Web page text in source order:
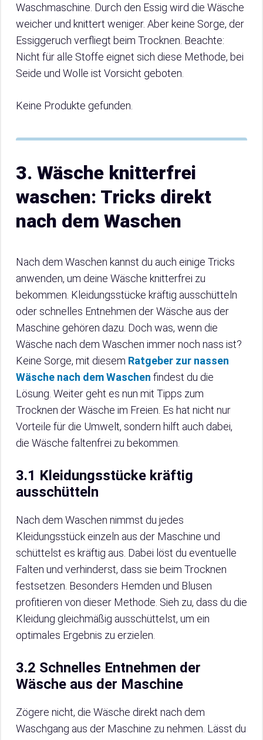
Waschmaschine. Durch den Essig wird die Wäsche
weicher und knittert weniger. Aber keine Sorge, der
Essiggeruch verfliegt beim Trocknen. Beachte:
Nicht für alle Stoffe eignet sich diese Methode, bei
Seide und Wolle ist Vorsicht geboten.
Keine Produkte gefunden.
3. Wäsche knitterfrei
waschen: Tricks direkt
nach dem Waschen
Nach dem Waschen kannst du auch einige Tricks
anwenden, um deine Wäsche knitterfrei zu
bekommen. Kleidungsstücke kräftig ausschütteln
oder schnelles Entnehmen der Wäsche aus der
Maschine gehören dazu. Doch was, wenn die
Wäsche nach dem Waschen immer noch nass ist?
Keine Sorge, mit diesem Ratgeber zur nassen
Wäsche nach dem Waschen findest du die
Lösung. Weiter geht es nun mit Tipps zum
Trocknen der Wäsche im Freien. Es hat nicht nur
Vorteile für die Umwelt, sondern hilft auch dabei,
die Wäsche faltenfrei zu bekommen.
3.1 Kleidungsstücke kräftig
ausschütteln
Nach dem Waschen nimmst du jedes
Kleidungsstück einzeln aus der Maschine und
schüttelst es kräftig aus. Dabei löst du eventuelle
Falten und verhinderst, dass sie beim Trocknen
festsetzen. Besonders Hemden und Blusen
profitieren von dieser Methode. Sieh zu, dass du die
Kleidung gleichmäßig ausschüttelst, um ein
optimales Ergebnis zu erzielen.
3.2 Schnelles Entnehmen der
Wäsche aus der Maschine
Zögere nicht, die Wäsche direkt nach dem
Waschgang aus der Maschine zu nehmen. Lässt du